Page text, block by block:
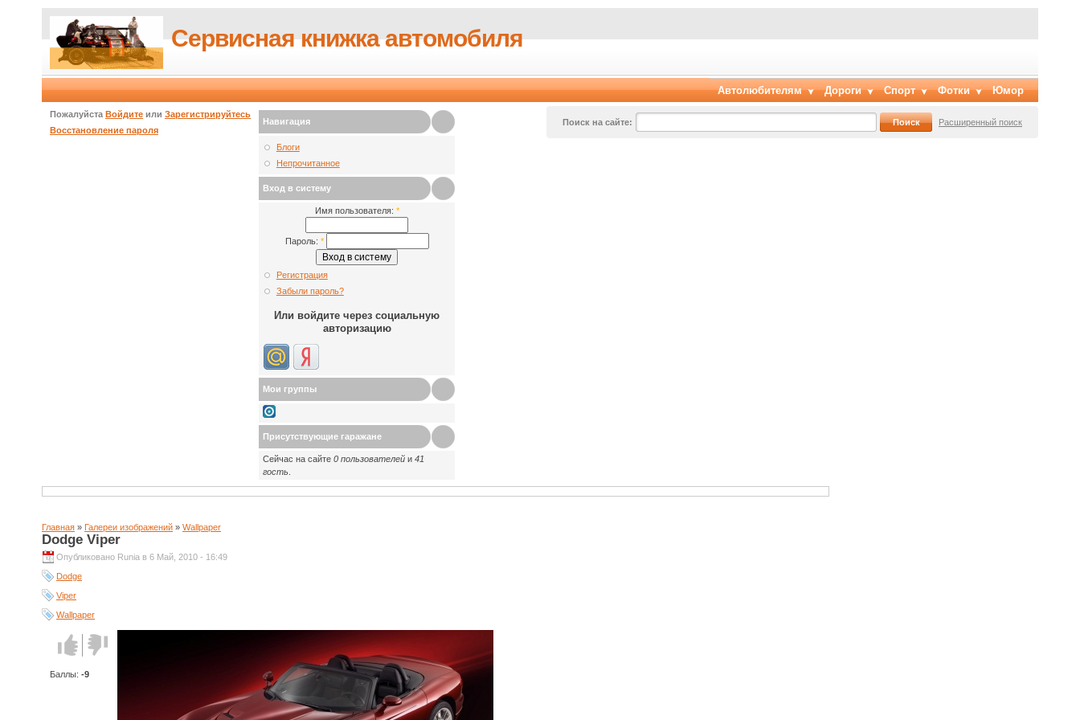
Сервисная книжка автомобиля
Автолюбителям Дороги Спорт Фотки Юмор
Пожалуйста Войдите или Зарегистрируйтесь
Восстановление пароля
Поиск на сайте: Расширенный поиск
Навигация
Блоги
Непрочитанное
Вход в систему
Имя пользователя: *
Пароль: *
Регистрация
Забыли пароль?
Или войдите через социальную
авторизацию
Мои группы
Присутствующие гаражане
Сейчас на сайте 0 пользователей и 41
гость
Главная » Галереи изображений » Wallpaper
Dodge Viper
Опубликовано Runia в 6 Май, 2010 - 16:49
Dodge
Viper
Wallpaper
Голос за!Голос
против!
Баллы: -9